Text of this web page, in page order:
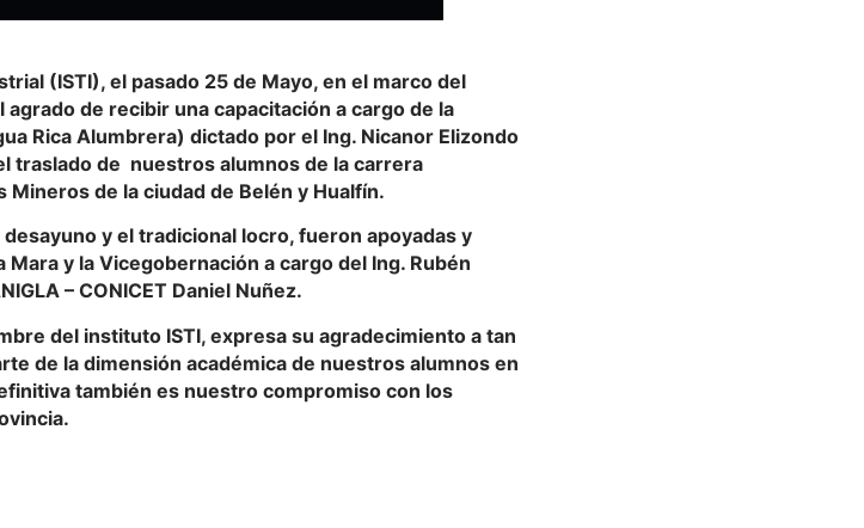
(ISTI), el pasado 25 de Mayo, en el marco del
de recibir una capacitación a cargo de la
Rica Alumbrera) dictado por el Ing. Nicanor Elizondo
traslado de nuestros alumnos de la carrera
de la ciudad de Belén y Hualfín.
y el tradicional locro, fueron apoyadas y
y la Vicegobernación a cargo del Ing. Rubén
– CONICET Daniel Nuñez.
del instituto ISTI, expresa su agradecimiento a tan
de la dimensión académica de nuestros alumnos en
también es nuestro compromiso con los